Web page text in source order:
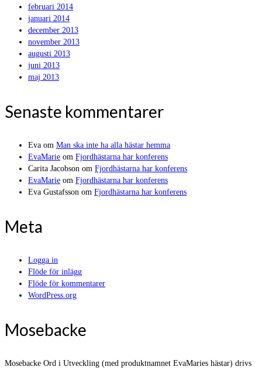
februari 2014
januari 2014
december 2013
november 2013
augusti 2013
juni 2013
maj 2013
Senaste kommentarer
Eva om Man ska inte ha alla hästar hemma
EvaMarie om Fjordhästarna har konferens
Carita Jacobson om Fjordhästarna har konferens
EvaMarie om Fjordhästarna har konferens
Eva Gustafsson om Fjordhästarna har konferens
Meta
Logga in
Flöde för inlägg
Flöde för kommentarer
WordPress.org
Mosebacke
Mosebacke Ord i Utveckling (med produktnamnet EvaMaries hästar) drivs